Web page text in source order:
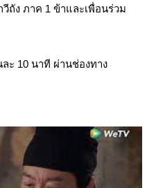
ถัง ภาค 1 ข้าและเพื่อนร่วม
ะ 10 นาที ผ่านช่องทาง